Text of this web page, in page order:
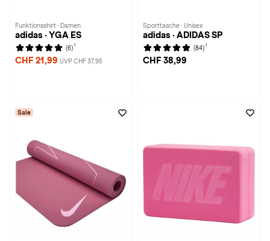
Funktionsshirt · Damen
adidas · YGA ES
(6) 1
CHF 21,99 UVP CHF 37,95
Sporttasche · Unisex
adidas · ADIDAS SP
(84) 1
CHF 38,99
Sale